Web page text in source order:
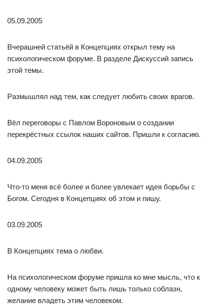
05.09.2005
Вчерашней статьёй в Концепциях открыл тему на
психологическом форуме. В разделе Дискуссий запись
этой темы.
Размышлял над тем, как следует любить своих врагов.
Вёл переговоры с Павлом Вороновым о создании
перекрёстных ссылок наших сайтов. Пришли к согласию.
04.09.2005
Что-то меня всё более и более увлекает идея борьбы с
Богом. Сегодня в Концепциях об этом и пишу.
03.09.2005
В Концепциях тема о любви.
На психологическом форуме пришла ко мне мысль, что к
одному человеку может быть лишь только соблазн,
желание владеть этим человеком.